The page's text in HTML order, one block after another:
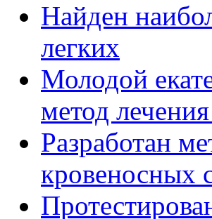
Найден
легких
Молодой
метод
Разработан
кровеносных